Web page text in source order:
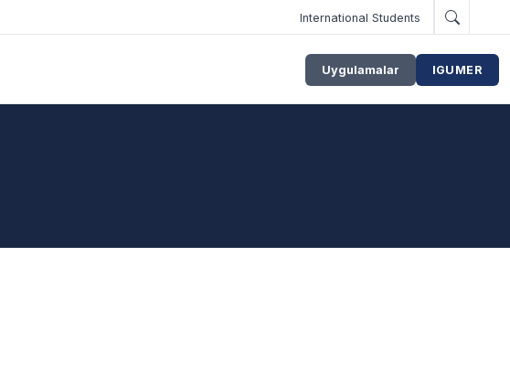
International Students
Uygulamalar IGUMER